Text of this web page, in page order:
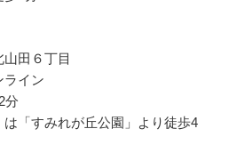
田６丁目
ライン
分
「すみれが丘公園」より徒歩4